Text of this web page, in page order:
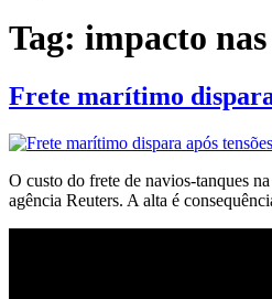
Tag: impacto
Frete marítimo
O custo do frete de navios-tanques
agência Reuters. A alta é